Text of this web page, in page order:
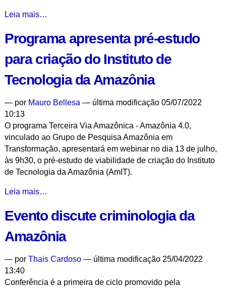
-Como
instituto
tecnologia
mudar
rumos
da
conservação
ambiental
na
Amazônia
-
Leia mais…
Programa apresenta pré-estudo
para criação do Instituto de
Tecnologia da Amazônia
— por Mauro Bellesa — última modificação 05/07/2022
10:13
O programa Terceira Via Amazônica - Amazônia 4.0,
vinculado ao Grupo de Pesquisa Amazônia em
Transformação, apresentará em webinar no dia 13 de julho,
às 9h30, o pré-estudo de viabilidade de criação do Instituto
de Tecnologia da Amazônia (AmIT).
Programa
pré-
para
do
Instituto
de
Leia mais…
Evento discute criminologia da
Amazônia
— por Thais Cardoso— última modificação 25/04/2022
13:40
Conferência é a primeira de ciclo promovido pela